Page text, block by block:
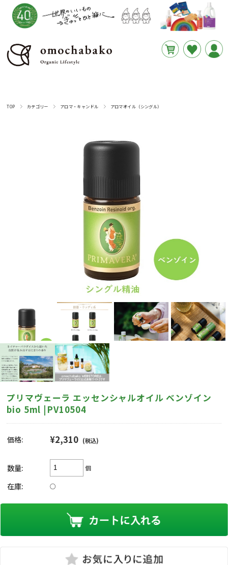
TOP カテゴリー アロマ・キャンドル アロマオイル（シングル）
プリマヴェーラ エッセンシャルオイル ベンゾイン
bio 5ml |PV10504
価格: ¥2,310 (税込)
数量: 個
在庫: ○